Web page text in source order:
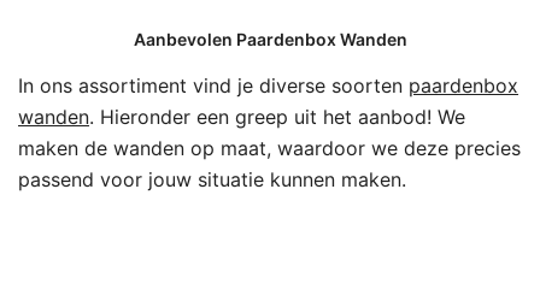
Aanbevolen Paardenbox Wanden
In ons assortiment vind je diverse soorten paardenbox
wanden. Hieronder een greep uit het aanbod! We
maken de wanden op maat, waardoor we deze precies
passend voor jouw situatie kunnen maken.